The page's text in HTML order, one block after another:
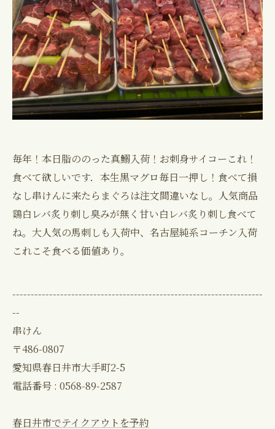
毎年！本日脂ののった真鰯入荷！お刺身サイコーこれ！
食べて欲しいです．本生黒マグロ毎日一押し！食べて損
なし串けんに来たらまぐろは注文間違いなし。人気商品
鷄白レバ炙り刺し臭みが無く甘い白レバ炙り刺し食べて
ね。大人気の馬刺しも入荷中、名古屋純系コーチン入荷
これこそ食べる価値あり。
--------------------------------------------------------------------
--
串けん
〒486-0807
愛知県春日井市大手町2-5
電話番号 : 0568-89-2587
春日井市でテイクアウトを予約